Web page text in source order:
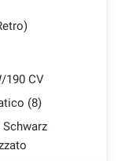
190 CV
(8)
Schwarz